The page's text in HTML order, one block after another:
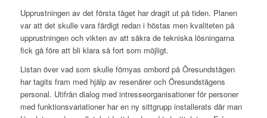
Upprustningen av det första tåget har dragit ut på tiden. Planen
var att det skulle vara färdigt redan i höstas men kvaliteten på
upprustningen och vikten av att säkra de tekniska lösningarna
fick gå före att bli klara så fort som möjligt.
Listan över vad som skulle förnyas ombord på Öresundstågen
har tagits fram med hjälp av resenärer och Öresundstågens
personal. Utifrån dialog med intresseorganisationer för personer
med funktionsvariationer har en ny sittgrupp installerats där man